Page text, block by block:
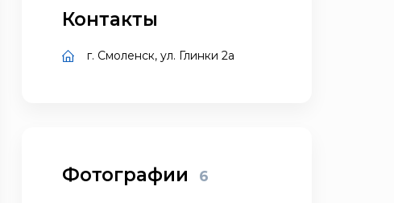
Контакты
г. Смоленск, ул. Глинки 2а
Фотографии 6